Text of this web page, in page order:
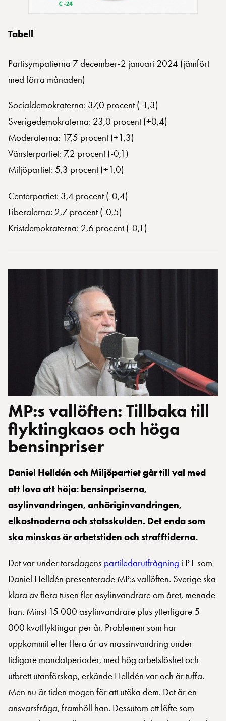
Tabell
Partisympatierna 7 december-2 januari 2024 (jämfört
med förra månaden)
Socialdemokraterna: 37,0 procent (-1,3)
Sverigedemokraterna: 23,0 procent (+0,4)
Moderaterna: 17,5 procent (+1,3)
Vänsterpartiet: 7,2 procent (-0,1)
Miljöpartiet: 5,3 procent (+1,0)
Centerpartiet: 3,4 procent (-0,4)
Liberalerna: 2,7 procent (-0,5)
Kristdemokraterna: 2,6 procent (-0,1)
MP:s vallöften: Tillbaka till
flyktingkaos och höga
bensinpriser
Daniel Helldén och Miljöpartiet går till val med
att lova att höja: bensinpriserna,
asylinvandringen, anhöriginvandringen,
elkostnaderna och statsskulden. Det enda som
ska minskas är arbetstiden och strafftiderna.
Det var under torsdagens partiledarutfrågning i P1 som
Daniel Helldén presenterade MP:s vallöften. Sverige ska
klara av flera tusen fler asylinvandrare om året, menade
han. Minst 15 000 asylinvandrare plus ytterligare 5
000 kvotflyktingar per år. Problemen som har
uppkommit efter flera år av massinvandring under
tidigare mandatperioder, med hög arbetslöshet och
utbrett utanförskap, erkände Helldén var och är tuffa.
Men nu är tiden mogen för att utöka dem. Det är en
ansvarsfråga, framhöll han. Dessutom ett löfte som